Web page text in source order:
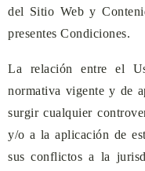
del Sitio Web y
presentes Condiciones.
La relación entre el
normativa vigente y de
surgir cualquier
y/o a la aplicación de
sus conflictos a la